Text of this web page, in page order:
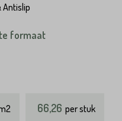
Antislip
formaat
66,26 per stuk